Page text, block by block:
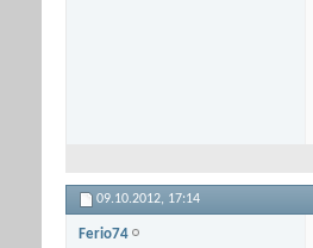
09.10.2012, 17:14
Ferio74